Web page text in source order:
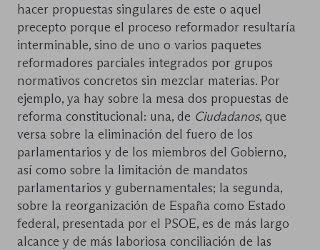
hacer propuestas singulares de este o aquel
precepto porque el proceso reformador resultaría
interminable, sino de uno o varios paquetes
reformadores parciales integrados por grupos
normativos concretos sin mezclar materias. Por
ejemplo, ya hay sobre la mesa dos propuestas de
reforma constitucional: una, de Ciudadanos, que
versa sobre la eliminación del fuero de los
parlamentarios y de los miembros del Gobierno,
así como sobre la limitación de mandatos
parlamentarios y gubernamentales; la segunda,
sobre la reorganización de España como Estado
federal, presentada por el PSOE, es de más largo
alcance y de más laboriosa conciliación de las